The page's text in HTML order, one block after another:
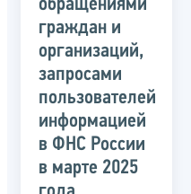
обращениями
граждан и
организаций,
запросами
пользователей
информацией
в ФНС России
в марте 2025